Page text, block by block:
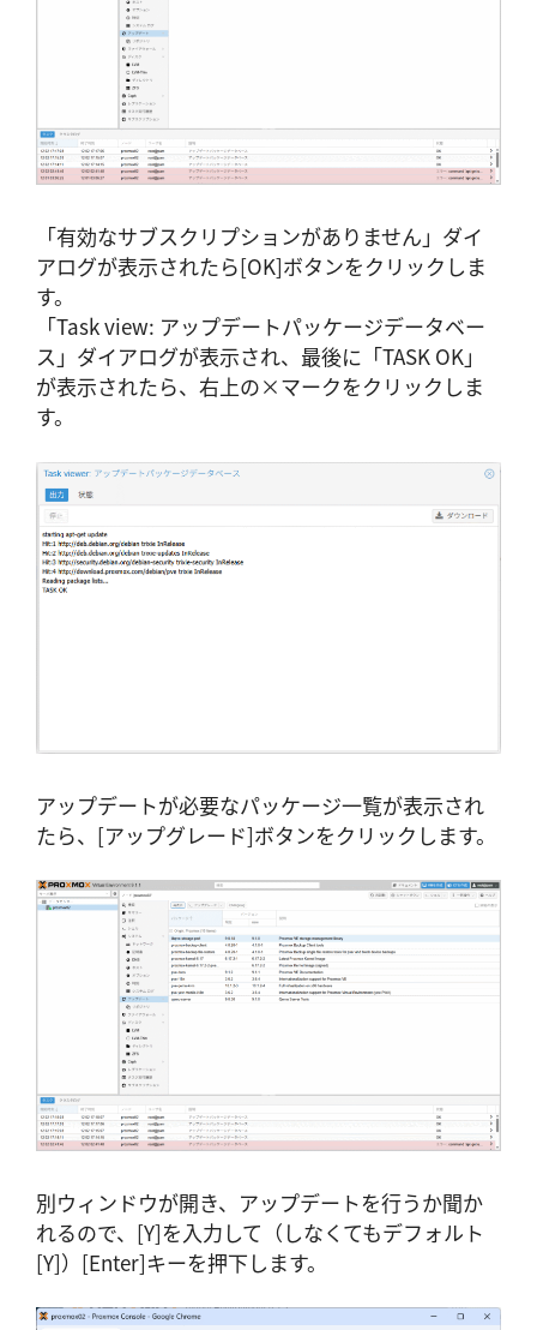
「有効なサブスクリプションがありません」ダイ
アログが表示されたら[OK]ボタンをクリックしま
す。
「Task view: アップデートパッケージデータベー
ス」ダイアログが表示され、最後に「TASK OK」
が表示されたら、右上の×マークをクリックしま
す。
アップデートが必要なパッケージ一覧が表示され
たら、[アップグレード]ボタンをクリックします。
別ウィンドウが開き、アップデートを行うか聞か
れるので、[Y]を入力して（しなくてもデフォルト
[Y]）[Enter]キーを押下します。